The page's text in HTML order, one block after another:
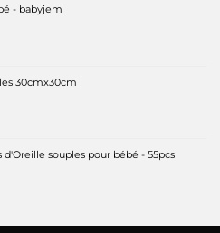
- babyjem
30cmx30cm
souples pour bébé - 55pcs